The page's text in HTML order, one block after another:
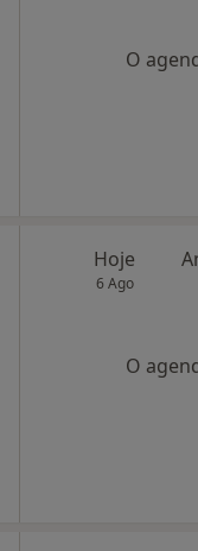
O
Hoje
6 Ago
O